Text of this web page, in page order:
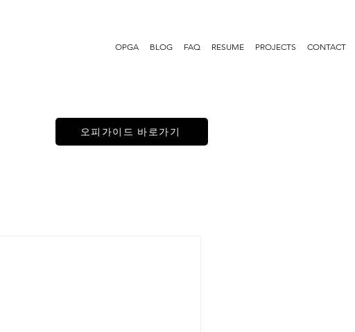
OPGA BLOG FAQ RESUME PROJECTS CONTACT
오피가이드 바로가기